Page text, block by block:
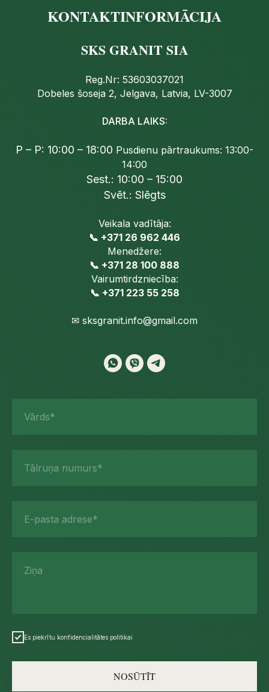
KONTAKTINFORMĀCIJA
SKS GRANIT SIA
Reg.Nr: 53603037021
Dobeles šoseja 2, Jelgava, Latvia, LV-3007
DARBA LAIKS:
P – P: 10:00 – 18:00 Pusdienu pārtraukums: 13:00-
14:00
Sest.: 10:00 – 15:00
Svēt.: Slēgts
Veikala vadītāja:
📞 +371 26 962 446
Menedžere:
📞 +371 28 100 888
Vairumtirdzniecība:
📞 +371 223 55 258
✉ sksgranit.info@gmail.com
Vārds*
Tālruņa numurs*
E-pasta adrese*
Ziņa
Es piekrītu konfidencialitātes politikai
NOSŪTĪT